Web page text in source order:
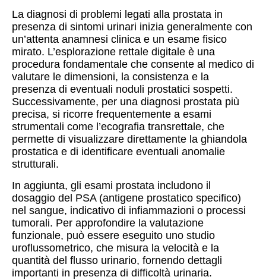
La diagnosi di problemi legati alla prostata in
presenza di sintomi urinari inizia generalmente con
un’attenta anamnesi clinica e un esame fisico
mirato. L’esplorazione rettale digitale è una
procedura fondamentale che consente al medico di
valutare le dimensioni, la consistenza e la
presenza di eventuali noduli prostatici sospetti.
Successivamente, per una diagnosi prostata più
precisa, si ricorre frequentemente a esami
strumentali come l’ecografia transrettale, che
permette di visualizzare direttamente la ghiandola
prostatica e di identificare eventuali anomalie
strutturali.
In aggiunta, gli esami prostata includono il
dosaggio del PSA (antigene prostatico specifico)
nel sangue, indicativo di infiammazioni o processi
tumorali. Per approfondire la valutazione
funzionale, può essere eseguito uno studio
uroflussometrico, che misura la velocità e la
quantità del flusso urinario, fornendo dettagli
importanti in presenza di difficoltà urinaria.